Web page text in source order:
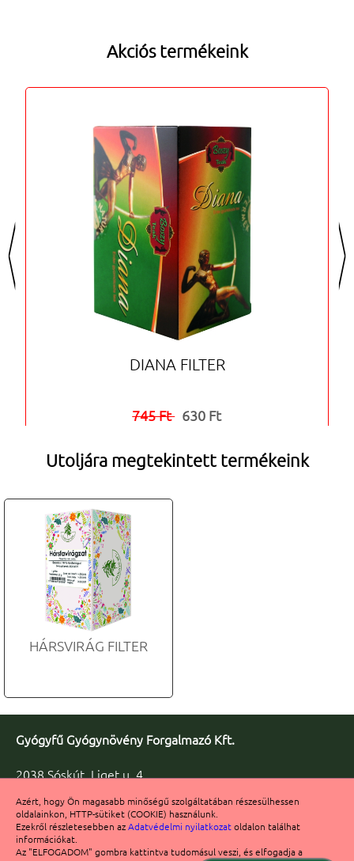
Azért, hogy Ön magasabb minőségű szolgáltatában részesülhessen
oldalainkon, HTTP-sütiket (COOKIE) használunk.
Ezekről részletesebben azAdatvédelmi nyilatkozatoldalon találhat
információkat.
Az "ELFOGADOM" gombra kattintva tudomásul veszi, és elfogadja a
Akciós termékeink
<
DIANA FILTER
745 Ft 630 Ft
>
Utoljára megtekintett termékeink
HÁRSVIRÁG FILTER
Gyógyfű Gyógynövény Forgalmazó Kft.
2038 Sóskút, Liget u. 4.
Fax: +36 23 347-091
info@gyogyfu.hu
Számlaszám: 11722003-20132280